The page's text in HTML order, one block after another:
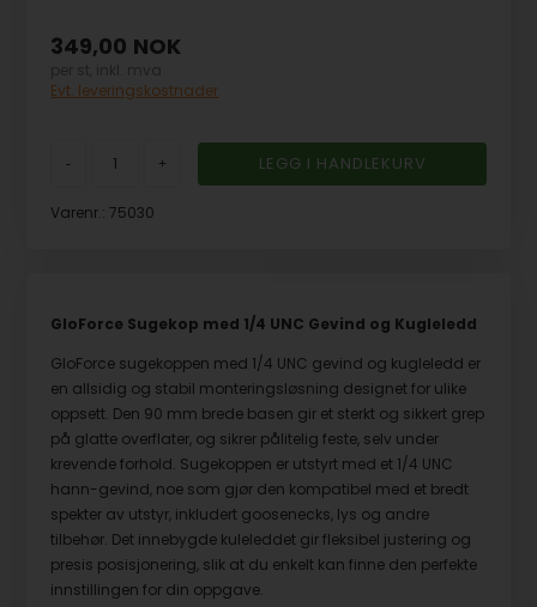
GloForce Sugekop med 1/4 UNC Gevind og Kugleledd
GloForce sugekoppen med 1/4 UNC gevind og kugleledd er
en allsidig og stabil monteringsløsning designet for ulike
oppsett. Den 90 mm brede basen gir et sterkt og sikkert grep
på glatte overflater, og sikrer pålitelig feste, selv under
krevende forhold. Sugekoppen er utstyrt med et 1/4 UNC
hann-gevind, noe som gjør den kompatibel med et bredt
spekter av utstyr, inkludert goosenecks, lys og andre
tilbehør. Det innebygde kuleleddet gir fleksibel justering og
presis posisjonering, slik at du enkelt kan finne den perfekte
innstillingen for din oppgave.
349,00 NOK
Evt. leveringskostnader
- +
Varenr.:75030